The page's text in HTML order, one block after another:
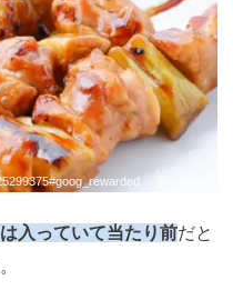
入っていて当たり前だと